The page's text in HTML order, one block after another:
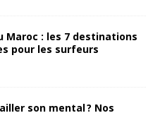
Maroc : les 7 destinations
pour les surfeurs
son mental ? Nos